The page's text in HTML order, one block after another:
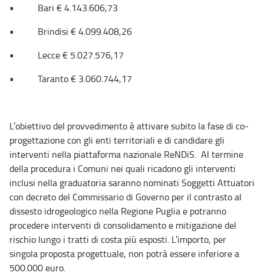
• Bari € 4.143.606,73
• Brindisi € 4.099.408,26
• Lecce € 5.027.576,17
• Taranto € 3.060.744,17
L’obiettivo del provvedimento è attivare subito la fase di co-
progettazione con gli enti territoriali e di candidare gli
interventi nella piattaforma nazionale ReNDiS. Al termine
della procedura i Comuni nei quali ricadono gli interventi
inclusi nella graduatoria saranno nominati Soggetti Attuatori
con decreto del Commissario di Governo per il contrasto al
dissesto idrogeologico nella Regione Puglia e potranno
procedere interventi di consolidamento e mitigazione del
rischio lungo i tratti di costa più esposti. L’importo, per
singola proposta progettuale, non potrà essere inferiore a
500.000 euro.